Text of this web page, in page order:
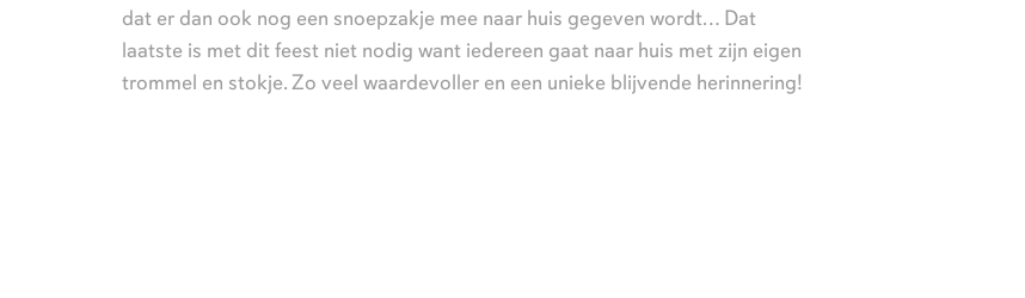
dat er dan ook nog een snoepzakje mee naar huis gegeven wordt… Dat
laatste is met dit feest niet nodig want iedereen gaat naar huis met zijn eigen
trommel en stokje. Zo veel waardevoller en een unieke blijvende herinnering!